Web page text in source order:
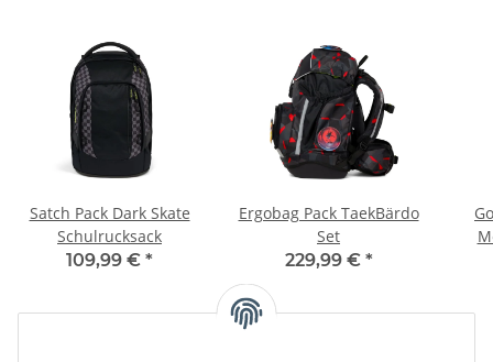
Satch Pack Dark Skate
Schulrucksack
109,99 € *
Ergobag Pack TaekBärdo
Set
229,99 € *